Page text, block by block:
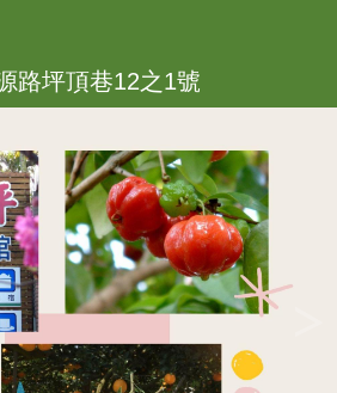
路坪頂巷12之1號